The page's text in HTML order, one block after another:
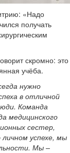
«Надо
получать
скромно: это
учёба.
нужно
в отличной
Команда
медицинского
сестер,
успехе, мы
Мы –